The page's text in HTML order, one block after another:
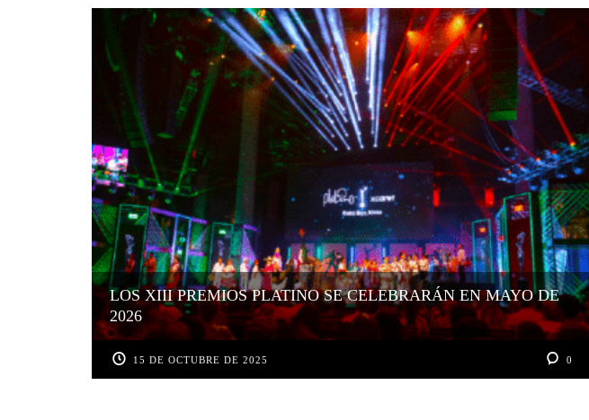
LOS XIII PREMIOS PLATINO SE CELEBRARÁN EN MAYO DE
2026
15 DE OCTUBRE DE 2025 0